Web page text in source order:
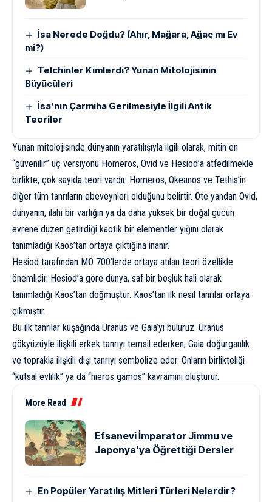
İsa Nerede Doğdu? (Ahır, Mağara, Ağaç mı Ev
mi?)
Telchinler Kimlerdi? Yunan Mitolojisinin
Büyücüleri
İsa’nın Çarmıha Gerilmesiyle İlgili Antik
Teoriler
Yunan mitolojisinde dünyanın yaratılışıyla ilgili olarak, mitin en
“güvenilir” üç versiyonu Homeros, Ovid ve Hesiod’a atfedilmekle
birlikte, çok sayıda teori vardır. Homeros, Okeanos ve Tethis’in
diğer tüm tanrıların ebeveynleri olduğunu belirtir. Öte yandan Ovid,
dünyanın, ilahi bir varlığın ya da daha yüksek bir doğal gücün
evrene düzen getirdiği kaotik bir elementler yığını olarak
tanımladığı Kaos’tan ortaya çıktığına inanır.
Hesiod tarafından MÖ 700’lerde ortaya atılan teori özellikle
önemlidir. Hesiod’a göre dünya, saf bir boşluk hali olarak
tanımladığı Kaos’tan doğmuştur. Kaos’tan ilk nesil tanrılar ortaya
çıkmıştır.
Bu ilk tanrılar kuşağında Uranüs ve Gaia’yı buluruz. Uranüs
gökyüzüyle ilişkili erkek tanrıyı temsil ederken, Gaia doğurganlık
ve toprakla ilişkili dişi tanrıyı sembolize eder. Onların birlikteliği
“kutsal evlilik” ya da “hieros gamos” kavramını oluşturur.
More Read
Efsanevi İmparator Jimmu ve
Japonya’ya Öğrettiği Dersler
En Popüler Yaratılış Mitleri Türleri Nelerdir?